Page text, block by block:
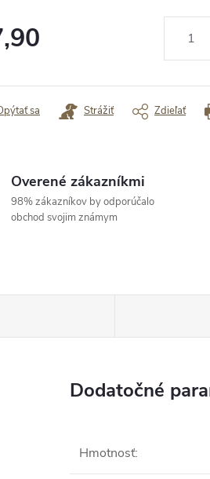
tovar
Overený zákazník
sa Strážiť Zdieľať
Overené zákazníkmi
98% zákazníkov by odporúčalo
obchod svojim známym
Dodatočné
Hmotnosť: